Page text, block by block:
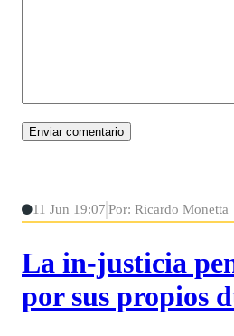
11 Jun 19:07 Por: Ricardo Monetta
La in-justicia
por sus propios